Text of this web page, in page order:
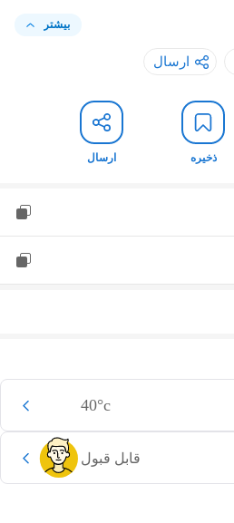
بیشتر
ارسال
ذخیره ارسال
40°c
قابل قبول